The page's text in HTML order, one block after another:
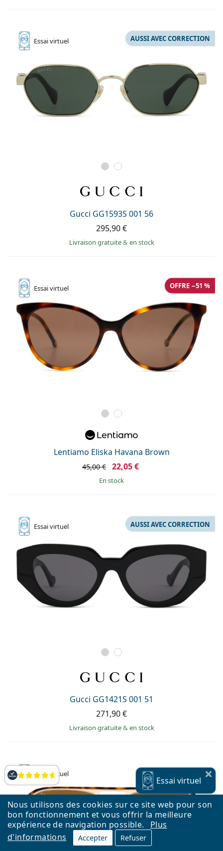
Nous utilisons des cookies sur ce site web pour son
bon fonctionnement et vous offrir la meilleure
expérience de navigation possible.
Plus
d'informations
Accepter Refuser
Évaluation
Essaivirtuel
Gucci GG1593S 001 56
AUSSI AVEC CORRECTION
295,90 €
Livraison gratuite& en stock
Essaivirtuel
Lentiamo Eliska Havana Brown
OFFRE −51 %
45,00 € 22,05 €
en stock
Essaivirtuel
Gucci GG1421S 001 51
AUSSI AVEC CORRECTION
271,90 €
Livraison gratuite& en stock
Essaivirtuel
Essai virtuel